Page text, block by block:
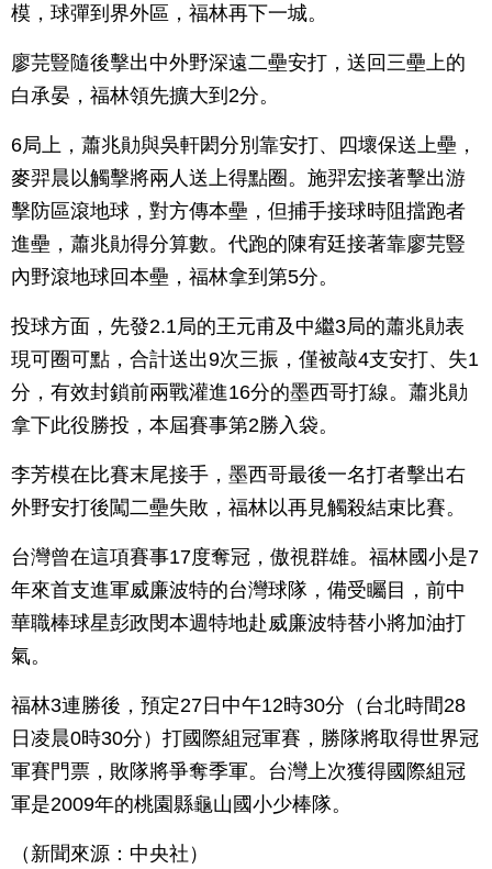
模，球彈到界外區，福林再下一城。
廖芫豎隨後擊出中外野深遠二壘安打，送回三壘上的
白承晏，福林領先擴大到2分。
6局上，蕭兆勛與吳軒閎分別靠安打、四壞保送上壘，
麥羿晨以觸擊將兩人送上得點圈。施羿宏接著擊出游
擊防區滾地球，對方傳本壘，但捕手接球時阻擋跑者
進壘，蕭兆勛得分算數。代跑的陳宥廷接著靠廖芫豎
內野滾地球回本壘，福林拿到第5分。
投球方面，先發2.1局的王元甫及中繼3局的蕭兆勛表
現可圈可點，合計送出9次三振，僅被敲4支安打、失1
分，有效封鎖前兩戰灌進16分的墨西哥打線。蕭兆勛
拿下此役勝投，本屆賽事第2勝入袋。
李芳模在比賽末尾接手，墨西哥最後一名打者擊出右
外野安打後闖二壘失敗，福林以再見觸殺結束比賽。
台灣曾在這項賽事17度奪冠，傲視群雄。福林國小是7
年來首支進軍威廉波特的台灣球隊，備受矚目，前中
華職棒球星彭政閔本週特地赴威廉波特替小將加油打
氣。
福林3連勝後，預定27日中午12時30分（台北時間28
日凌晨0時30分）打國際組冠軍賽，勝隊將取得世界冠
軍賽門票，敗隊將爭奪季軍。台灣上次獲得國際組冠
軍是2009年的桃園縣龜山國小少棒隊。
（新聞來源：中央社）